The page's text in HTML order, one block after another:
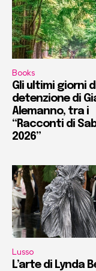
Books
Gli ultimi giorni
detenzione di
Alemanno, tra i
“Racconti di
2026”
Lusso
L’arte di Lynda